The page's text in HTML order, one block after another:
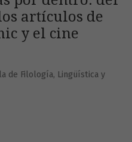
artículos de
y el cine
de Filología, Lingüística y